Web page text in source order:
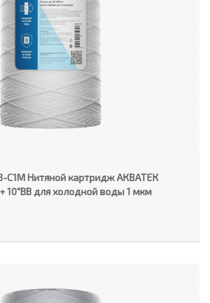
C1M Нитяной картридж АКВАТЕК
10"ВВ для холодной воды 1 мкм